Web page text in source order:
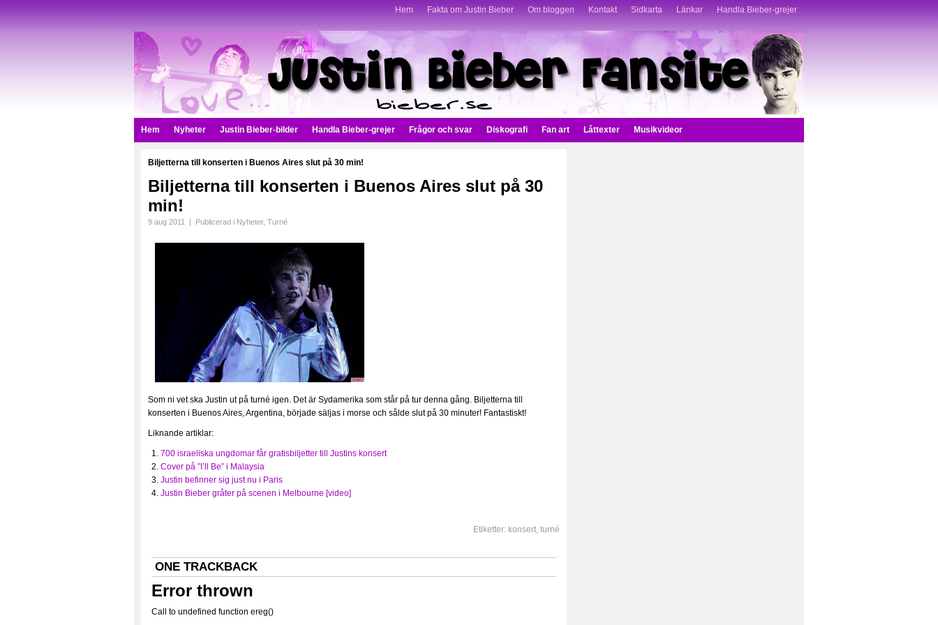
Hem Fakta om Justin Bieber Om bloggen Kontakt Sidkarta Länkar Handla Bieber-grejer
Hem Nyheter Justin Bieber-bilder Handla Bieber-grejer Frågor och svar Diskografi Fan art Låttexter Musikvideor
Biljetterna till konserten i Buenos Aires slut på 30 min!
Biljetterna till konserten i Buenos Aires slut på 30
min!
9 aug 2011 | Publicerad i Nyheter, Turné
Som ni vet ska Justin ut på turné igen. Det är Sydamerika som står på tur denna gång. Biljetterna till
konserten i Buenos Aires, Argentina, började säljas i morse och sålde slut på 30 minuter! Fantastiskt!
Liknande artiklar:
700 israeliska ungdomar får gratisbiljetter till Justins konsert
Cover på ”I’ll Be” i Malaysia
Justin befinner sig just nu i Paris
Justin Bieber gråter på scenen i Melbourne [video]
Etiketter: konsert, turné
ONE TRACKBACK
Error thrown
Call to undefined function ereg()